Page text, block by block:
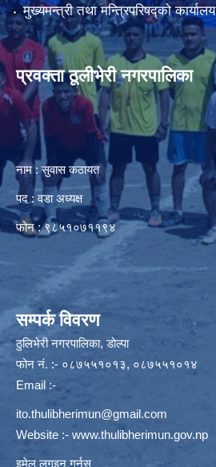
मुख्यमन्त्री तथा मन्त्रिपरिषद्को कार्यालय
प्रवक्ता ठूलीभेरी नगरपालिका
नाम : सुवास कठायत
पद : वडा अध्यक्ष
फोन : ९८५१०७११९४
सम्पर्क विवरण
ठुलिभेरी नगरपालिका, डोल्पा
फोन नं. :- ०८७५५१०१३, ०८७५५१०१४
Email :-
ito.thulibherimun@gmail.com
Website :- www.thulibherimun.gov.np
इमेल लगइन गर्नुस